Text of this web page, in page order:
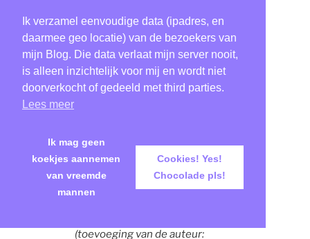
mens met jullie gaat doen.”
(toevoeging van de auteur:
Ik verzamel eenvoudige data (ipadres, en
daarmee geo locatie) van de bezoekers van
mijn Blog. Die data verlaat mijn server nooit,
is alleen inzichtelijk voor mij en wordt niet
doorverkocht of gedeeld met third parties.
Lees meer
Ik mag geen
koekjes aannemen
van vreemde
mannen
Cookies! Yes!
Chocolade pls!